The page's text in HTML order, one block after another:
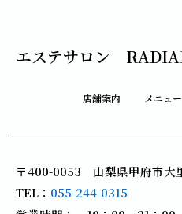
エステサロン
店舗案内 メニュ
〒400-0053 山梨県甲府市大
TEL： 055-244-0315